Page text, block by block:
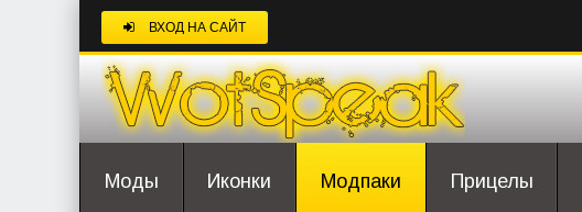
ВХОД НА САЙТ
Моды Иконки Модпаки Прицелы